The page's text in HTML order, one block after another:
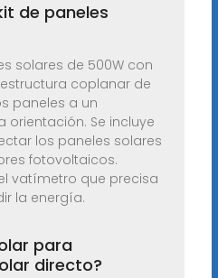
de paneles
solares de 500W con
coplanar de
paneles a un
orientación. Se incluye
los paneles solares
fotovoltaicos.
vatímetro que precisa
la energía.
para
directo?